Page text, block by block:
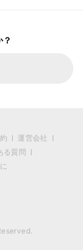
運営会社
る質問